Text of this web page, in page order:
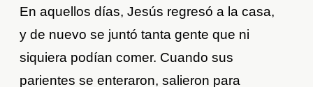
En aquellos días, Jesús regresó a la casa,
y de nuevo se juntó tanta gente que ni
siquiera podían comer. Cuando sus
parientes se enteraron, salieron para